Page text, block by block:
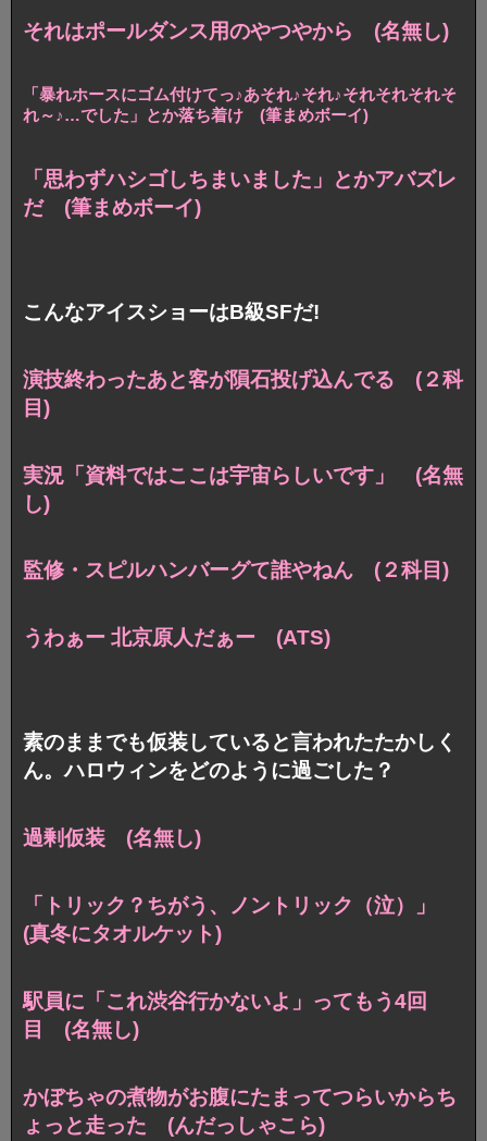
それはポールダンス用のやつやから (名無し)
「暴れホースにゴム付けてっ♪あそれ♪それ♪それそれそれそ
れ～♪…でした」とか落ち着け (筆まめボーイ)
「思わずハシゴしちまいました」とかアバズレ
だ (筆まめボーイ)
こんなアイスショーはB級SFだ!
演技終わったあと客が隕石投げ込んでる (２科
目)
実況「資料ではここは宇宙らしいです」 (名無
し)
監修・スピルハンバーグて誰やねん (２科目)
うわぁー 北京原人だぁー (ATS)
素のままでも仮装していると言われたたかしく
ん。ハロウィンをどのように過ごした？
過剰仮装 (名無し)
「トリック？ちがう、ノントリック（泣）」
(真冬にタオルケット)
駅員に「これ渋谷行かないよ」ってもう4回
目 (名無し)
かぼちゃの煮物がお腹にたまってつらいからち
ょっと走った (んだっしゃこら)